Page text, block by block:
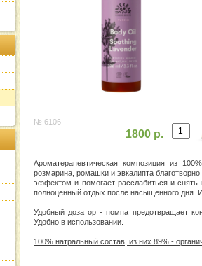
№ 6106
1800 р.
Ароматерапевтическая композиция из
розмарина, ромашки и эвкалипта
эффектом и помогает расслабиться и
полноценный отдых после насыщенного дня.
Удобный дозатор - помпа предотвращает
Удобно в использовании.
100% натральный состав, из них 89% -